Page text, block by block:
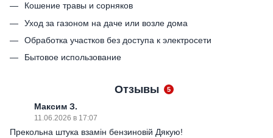
Кошение травы и сорняков
Уход за газоном на даче или возле дома
Обработка участков без доступа к электросети
Бытовое использование
Отзывы 5
Максим З.
11.06.2026 в 17:07
Прекольна штука взамін бензиновій Дякую!